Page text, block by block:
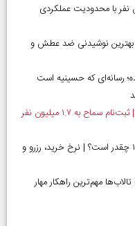
ایران | بیش از ۱۰.۵ میلیون نفر با محدودیت عملکردی
بهترین نوشیدنی ضد عطش و
رسانه‌ای که حسینیه است
آغاز رسمی برنامه‌های اربعین ۱۴۰۵ در مرز‌ها | ثبت‌نام سماح به ۱.۷ میلیون نفر
قیمت قبر در بهشت زهرا (س) در سال ۱۴۰۵ چقدر است؟ | نرخ خرید، رزرو و
مهم‌ترین راهکار مهار